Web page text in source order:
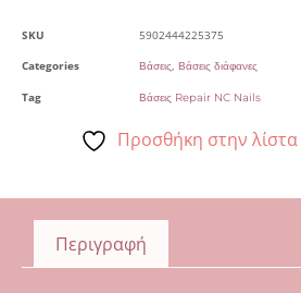
SKU
5902444225375
Categories
Βάσεις, Βάσεις διάφανες
Tag Βάσεις Repair NC Nails
Προσθήκη στην
Περιγραφή